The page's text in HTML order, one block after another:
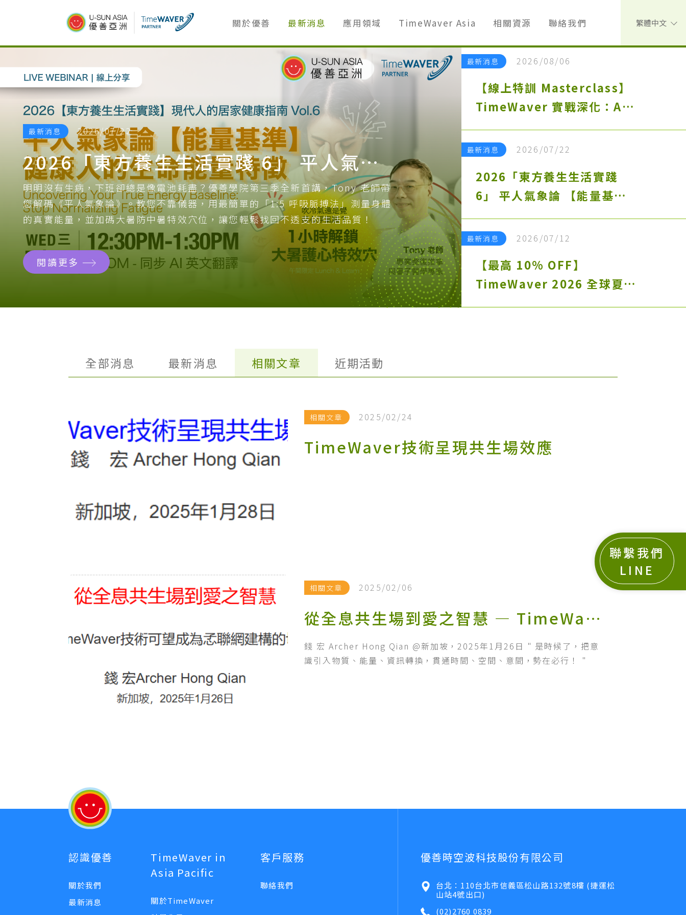
關於優善 最新消息 應用領域 TimeWaver Asia 相關資源 聯絡我們 繁體中文
最新消息 2026/07/22
2026「東方養生生活實踐 6」 平人氣象論 【能量基準】健康人的生命能量特徵
明明沒有生病，下班卻總是像電池耗盡？優善學院第三季全新首講，Tony 老師帶
您解碼《平人氣象論》。教您不靠儀器，用最簡單的「1:5 呼吸脈搏法」測量身體
的真實能量，並加碼大暑防中暑特效穴位，讓您輕鬆找回不透支的生活品質！
閱讀更多
最新消息 2026/08/06
【線上特訓 Masterclass】
TimeWaver 實戰深化：AI
課
最新消息 2026/07/22
2026「東方養生生活實踐
6」 平人氣象論 【能量基
最新消息 2026/07/12
【最高 10% OFF】
TimeWaver 2026 全球夏季
全部消息 最新消息 相關文章 近期活動
相關文章 2025/02/24
TimeWaver技術呈現共生場效應
相關文章 2025/02/06
從全息共生場到愛之智慧 — TimeWaver技術可望成為孞(信)聯網建構的切入點
錢 宏 Archer Hong Qian @新加坡，2025年1月26日 " 是時候了，把意
識引入物質、能量、資訊轉換，貫通時間、空間、意間，勢在必行！ "
認識優善
關於我們
最新消息
TimeWaver in
Asia Pacific
關於TimeWaver
客戶服務
聯絡我們
優善時空波科技股份有限公司
台北：110台北市信義區松山路132號8樓 (捷運松
山站4號出口)
(02)2760 0839
聯繫我們
LINE